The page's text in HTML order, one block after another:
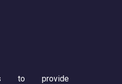
to provide